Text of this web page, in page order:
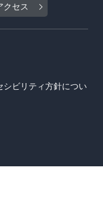
クセス
シビリティ方針につい